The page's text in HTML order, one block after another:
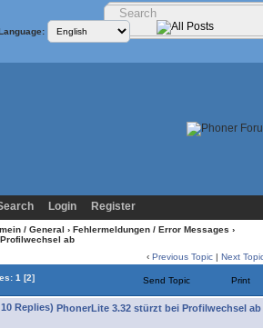
Login Register
/ General › Fehlermeldungen / Error Messages ›
ab
‹ Previous Topic | Next
1 [2] Send Topic Print
PhonerLite 3.32 stürzt bei Profilwechsel ab